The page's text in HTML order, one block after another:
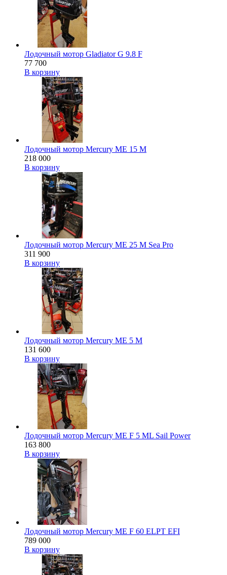
Лодочный мотор Gladiator G 9.8 F
77 700
В корзину
Лодочный мотор Mercury ME 15 M
218 000
В корзину
Лодочный мотор Mercury ME 25 M Sea Pro
311 900
В корзину
Лодочный мотор Mercury ME 5 M
131 600
В корзину
Лодочный мотор Mercury ME F 5 ML Sail Power
163 800
В корзину
Лодочный мотор Mercury ME F 60 ELPT EFI
789 000
В корзину